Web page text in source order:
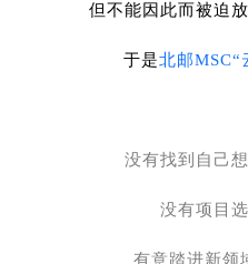
但不能因此而被迫
于是北邮MSC“
没有找到自己
没有项目
有意踏进新领